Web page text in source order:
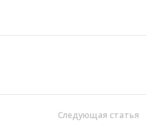
Следующая статья